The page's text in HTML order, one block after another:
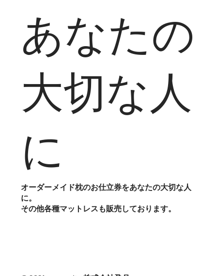
あなたの
大切な人
に
オーダーメイド枕のお仕立券をあなたの大切な人
に。
​その他各種マットレスも販売しております。